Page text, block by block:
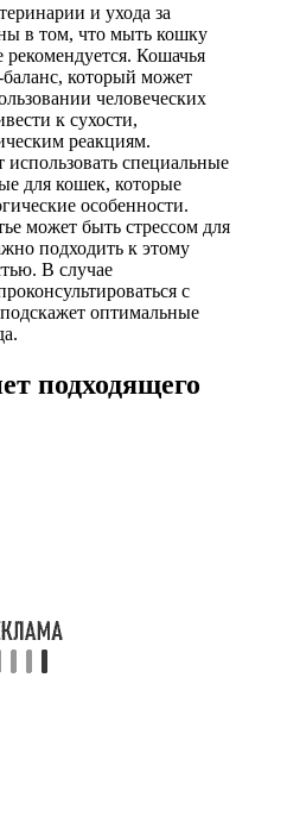
и ухода за
в том, что мыть кошку
Кошачья
который может
человеческих
к сухости,
реакциям.
специальные
для кошек, которые
особенности.
может быть стрессом для
подходить к этому
В случае
с
оптимальные
подходящего